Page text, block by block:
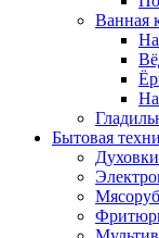
Ванная
Бытовая